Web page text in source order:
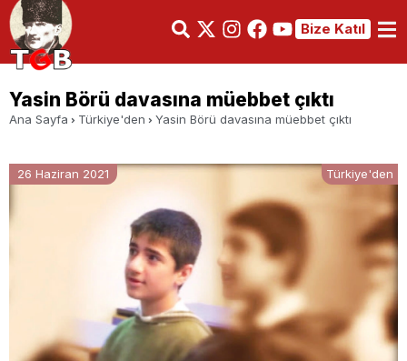
Bize Katıl
Yasin Börü davasına müebbet çıktı
Ana Sayfa Türkiye'den Yasin Börü davasına müebbet çıktı
26 Haziran 2021 Türkiye'den